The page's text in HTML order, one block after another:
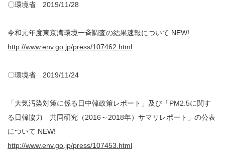
〇環境省 2019/11/28
令和元年度東京湾環境一斉調査の結果速報について NEW!
http://www.env.go.jp/press/107462.html
〇環境省 2019/11/24
「大気汚染対策に係る日中韓政策レポート」及び「PM2.5に関す
る日韓協力 共同研究（2016～2018年）サマリレポート」の公表
について NEW!
http://www.env.go.jp/press/107453.html